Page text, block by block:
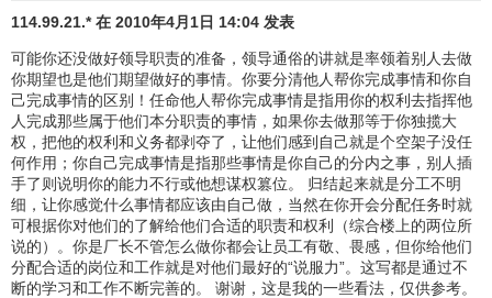
114.99.21.* 在 2010年4月1日 14:04 发表
可能你还没做好领导职责的准备，领导通俗的讲就是率领着别人去做
你期望也是他们期望做好的事情。你要分清他人帮你完成事情和你自
己完成事情的区别！任命他人帮你完成事情是指用你的权利去指挥他
人完成那些属于他们本分职责的事情，如果你去做那等于你独揽大
权，把他的权利和义务都剥夺了，让他们感到自己就是个空架子没任
何作用；你自己完成事情是指那些事情是你自己的分内之事，别人插
手了则说明你的能力不行或他想谋权篡位。 归结起来就是分工不明
细，让你感觉什么事情都应该由自己做，当然在你开会分配任务时就
可根据你对他们的了解给他们合适的职责和权利（综合楼上的两位所
说的）。你是厂长不管怎么做你都会让员工有敬、畏感，但你给他们
分配合适的岗位和工作就是对他们最好的“说服力”。这写都是通过不
断的学习和工作不断完善的。 谢谢，这是我的一些看法，仅供参考。